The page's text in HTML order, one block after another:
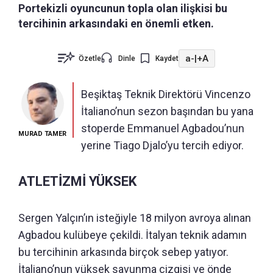
Portekizli oyuncunun topla olan ilişkisi bu
tercihinin arkasındaki en önemli etken.
Özetle Dinle Kaydet a-|+A
MURAD TAMER
Beşiktaş Teknik Direktörü Vincenzo
İtaliano’nun sezon başından bu yana
stoperde Emmanuel Agbadou’nun
yerine Tiago Djalo’yu tercih ediyor.
ATLETİZMİ YÜKSEK
Sergen Yalçın’ın isteğiyle 18 milyon avroya alınan
Agbadou kulübeye çekildi. İtalyan teknik adamın
bu tercihinin arkasında birçok sebep yatıyor.
İtaliano’nun yüksek savunma çizgisi ve önde